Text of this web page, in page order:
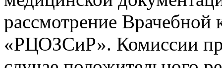
рассмотрение
«РЦОЗСиР». Комиссии